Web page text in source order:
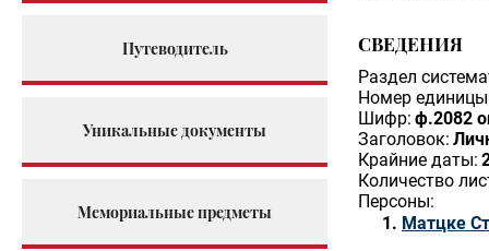
Путеводитель
Уникальные документы
Мемориальные предметы
СВЕДЕНИЯ
Раздел
Номер единицы
Шифр: ф.2082
Заголовок:
Крайние даты:
Количество
Персоны:
Матцке